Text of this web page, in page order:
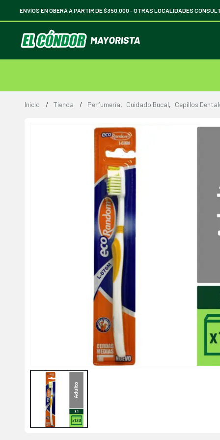
ENVÍOS EN OBERÁ A PARTIR DE $350.000 -OTRAS LOCALIDADES
Inicio Tienda Perfumería, Cuidado Bucal, Cepillos